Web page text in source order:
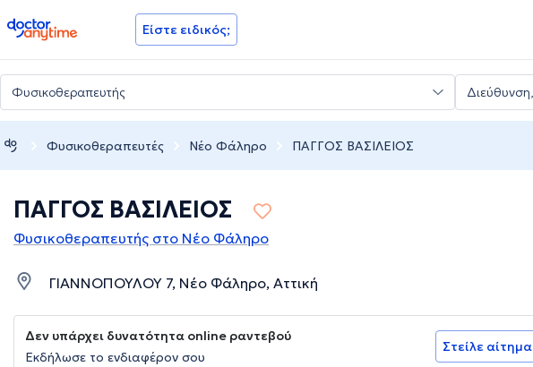
doctoranytime Είστε ειδικός;
Φυσικοθεραπευτές Νέο Φάληρο ΠΑΓΓΟΣ ΒΑΣΙΛΕΙΟΣ
ΠΑΓΓΟΣ ΒΑΣΙΛΕΙΟΣ
Φυσικοθεραπευτής στο Νέο Φάληρο
ΓΙΑΝΝΟΠΟΥΛΟΥ 7, Νέο Φάληρο, Αττική
Δεν υπάρχει δυνατότητα online ραντεβού
Εκδήλωσε το ενδιαφέρον σου
Στείλε αίτημα